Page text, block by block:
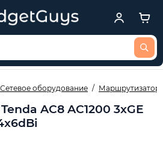
Сетевое оборудование
AC8 AC1200 3xGE